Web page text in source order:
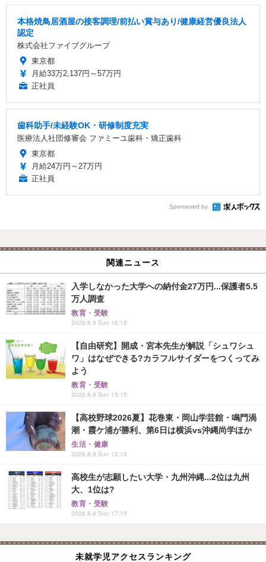
本格焼鳥居酒屋の接客調理/前払い賞与あり/健康経営優良法人
認定
株式会社ファイブグループ
東京都
月給33万2,137円～57万円
正社員
歯科助手/未経験OK・研修制度充実
医療法人社団修審会 ファミーユ歯科・矯正歯科
東京都
月給24万円～27万円
正社員
Sponsored by
関連ニュース
入学しなかった大学への納付金27万円...保護者5.5
万人調査
教育・受験
2026.8.9 Sun 16:15
【自由研究】開成・宮本先生が解説「シュワシュ
ワ」はなぜできる?カラフルサイダーをつくってみ
よう
教育・受験
2026.8.9 Sun 15:15
【高校野球2026夏】花巻東・岡山学芸館・鳴門渦
潮・霞ケ浦が勝利、第6日は横浜vs沖縄尚学ほか
生活・健康
2026.8.9 Sun 13:15
高校生が志願したい大学・九州沖縄...2位は九州
大、1位は?
教育・受験
2026.8.9 Sun 17:15
未就学児アクセスランキング